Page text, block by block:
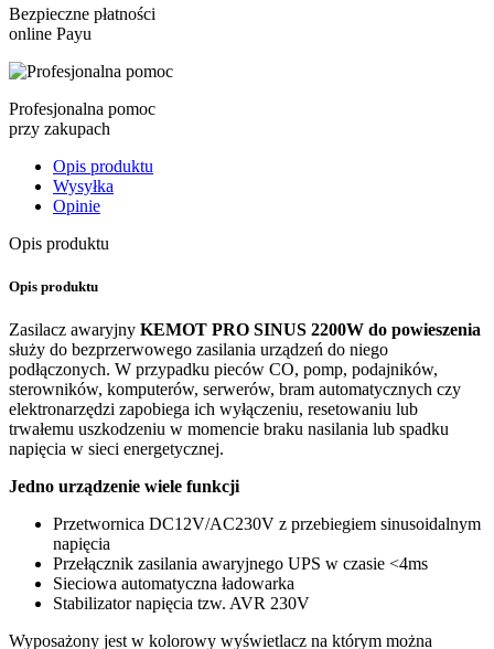
Bezpieczne płatności
online Payu
Profesjonalna pomoc
przy zakupach
Opis produktu
Wysyłka
Opinie
Opis produktu
Opis produktu
Zasilacz awaryjny KEMOT PRO SINUS 2200W do powieszenia
służy do bezprzerwowego zasilania urządzeń do niego
podłączonych. W przypadku pieców CO, pomp, podajników,
sterowników, komputerów, serwerów, bram automatycznych czy
elektronarzędzi zapobiega ich wyłączeniu, resetowaniu lub
trwałemu uszkodzeniu w momencie braku nasilania lub spadku
napięcia w sieci energetycznej.
Jedno urządzenie wiele funkcji
Przetwornica DC12V/AC230V z przebiegiem sinusoidalnym
napięcia
Przełącznik zasilania awaryjnego UPS w czasie <4ms
Sieciowa automatyczna ładowarka
Stabilizator napięcia tzw. AVR 230V
Wyposażony jest w kolorowy wyświetlacz na którym można